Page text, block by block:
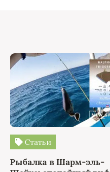
Статьи
Рыбалка в Шарм-эль-